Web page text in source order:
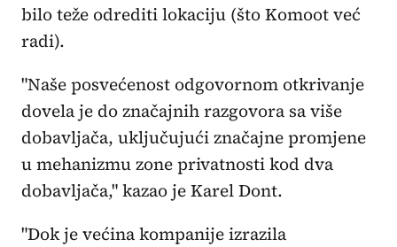
bilo teže odrediti lokaciju (što Komoot već
radi).
"Naše posvećenost odgovornom otkrivanje
dovela je do značajnih razgovora sa više
dobavljača, uključujući značajne promjene
u mehanizmu zone privatnosti kod dva
dobavljača," kazao je Karel Dont.
"Dok je većina kompanije izrazila